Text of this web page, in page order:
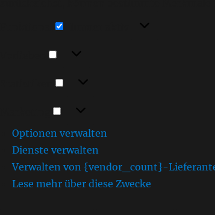
Optionen verwalten
Dienste verwalten
Verwalten von {vendor_count}-
Lese mehr über diese Zwecke